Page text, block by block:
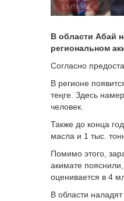
В области Абай
региональном
Согласно
В регионе
теңге. Здесь
человек.
Также до конца
масла и 1 тыс.
Помимо этого,
акимате
оценивается в 4
В области